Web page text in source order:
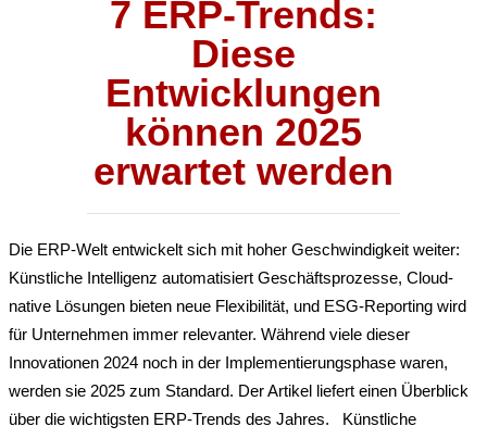
7 ERP-Trends:
Diese
Entwicklungen
können 2025
erwartet werden
Die ERP-Welt entwickelt sich mit hoher Geschwindigkeit weiter:
Künstliche Intelligenz automatisiert Geschäftsprozesse, Cloud-
native Lösungen bieten neue Flexibilität, und ESG-Reporting wird
für Unternehmen immer relevanter. Während viele dieser
Innovationen 2024 noch in der Implementierungsphase waren,
werden sie 2025 zum Standard. Der Artikel liefert einen Überblick
über die wichtigsten ERP-Trends des Jahres. Künstliche